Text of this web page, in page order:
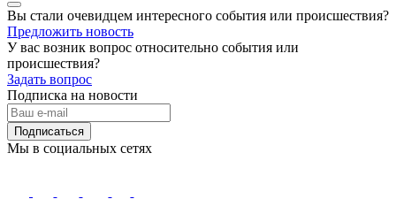
Вы стали очевидцем интересного события или происшествия?
Предложить новость
У вас возник вопрос относительно события или
происшествия?
Задать вопрос
Подписка на новости
Подписаться
Мы в социальных сетях